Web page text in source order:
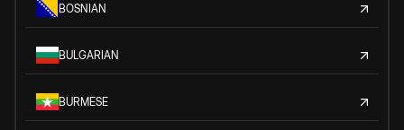
BOSNIAN
BULGARIAN
BURMESE